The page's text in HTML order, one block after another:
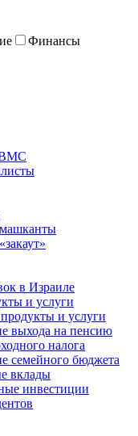
Финансы
в Израиле
и услуги
и услуги
выхода на пенсию
налога
семейного бюджета
вклады
инвестиции